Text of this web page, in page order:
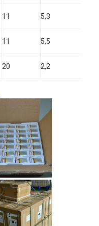
11 5,3
11 5,5
20 2,2